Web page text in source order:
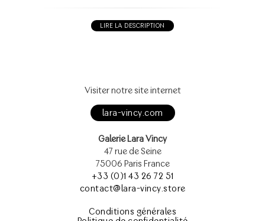
LIRE LA DESCRIPTION
Visiter notre site internet
lara-vincy.com
Galerie Lara Vincy
47 rue de Seine
75006 Paris France
+33 (0)1 43 26 72 51
contact@lara-vincy.store
Conditions générales